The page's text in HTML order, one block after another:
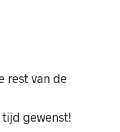
rest van de
gewenst!